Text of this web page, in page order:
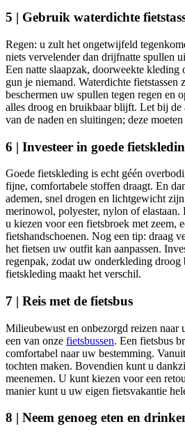
5 | Gebruik waterdichte
Regen: u zult het ongetwijfeld
niets vervelender dan drijfnatte spullen
Een natte slaapzak, doorweekte
gun je niemand. Waterdichte fietstassen
beschermen uw spullen tegen regen en
alles droog en bruikbaar blijft. Let bij de
van de naden en sluitingen; deze
6 | Investeer in goede
Goede fietskleding is echt géén
fijne, comfortabele stoffen draagt. En
ademen, snel drogen en lichtgewicht
merinowol, polyester, nylon of
u kiezen voor een fietsbroek met zeem,
fietshandschoenen. Nog een tip: draag
het fietsen uw outfit kan aanpassen.
regenpak, zodat uw onderkleding
fietskleding maakt het verschil.
7 | Reis met de fietsbus
Milieubewust en onbezorgd reizen naar
een van onze fietsbussen. Een fietsbus
comfortabel naar uw bestemming.
tochten maken. Bovendien kunt u
meenemen. U kunt kiezen voor een
manier kunt u uw eigen fietsvakantie
8 | Neem genoeg eten en